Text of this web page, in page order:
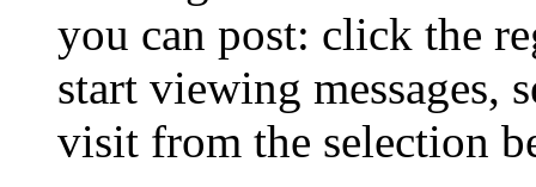
you can post: click the
start viewing messages,
visit from the selection